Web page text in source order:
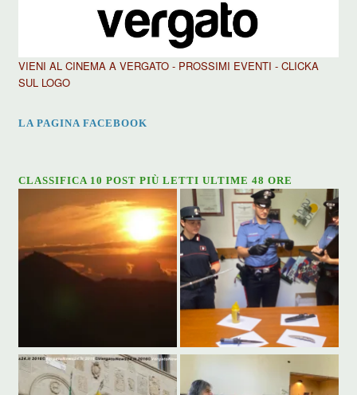
VIENI AL CINEMA A VERGATO - PROSSIMI EVENTI - CLICKA
SUL LOGO
LA PAGINA FACEBOOK
CLASSIFICA 10 POST PIÙ LETTI ULTIME 48 ORE